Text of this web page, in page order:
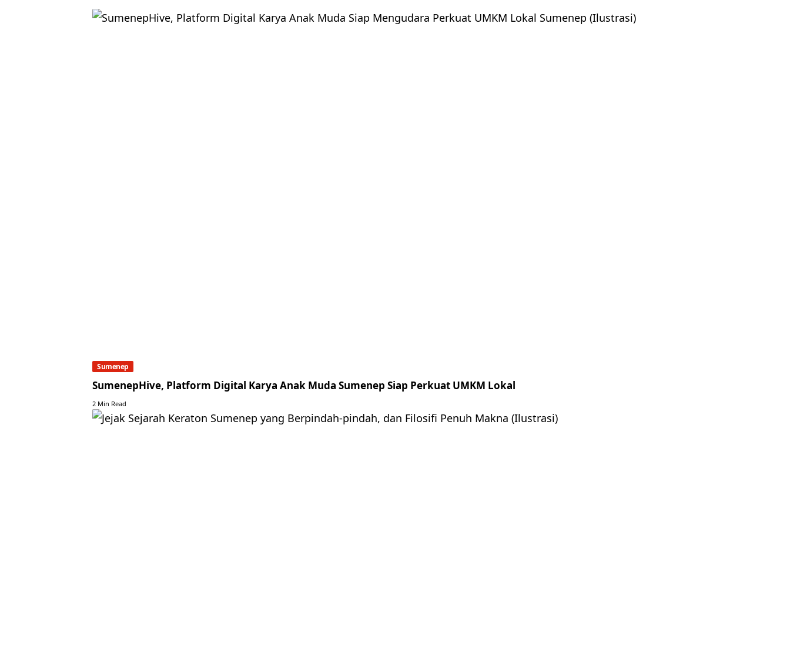
Sumenep
SumenepHive, Platform Digital Karya Anak Muda Sumenep Siap Perkuat UMKM Lokal
2 Min Read